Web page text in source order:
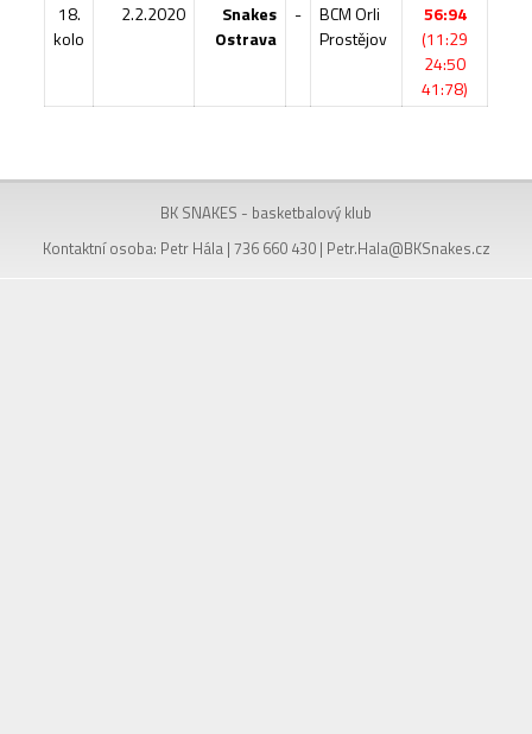
18.
kolo
2.2.2020
Snakes
Ostrava
-
BCM Orli
Prostějov
56:94
(11:29
24:50
41:78)
BK SNAKES - basketbalový klub
Kontaktní osoba: Petr Hála | 736 660 430 | Petr.Hala@BKSnakes.cz